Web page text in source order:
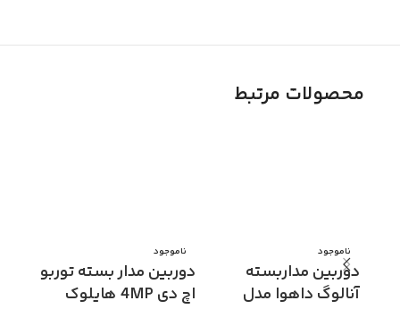
محصولات مرتبط
ناموجود
دوربین مداربسته
آنالوگ داهوا مدل
ناموجود
دوربین مدار بسته توربو
اچ دی 4MP هایلوک